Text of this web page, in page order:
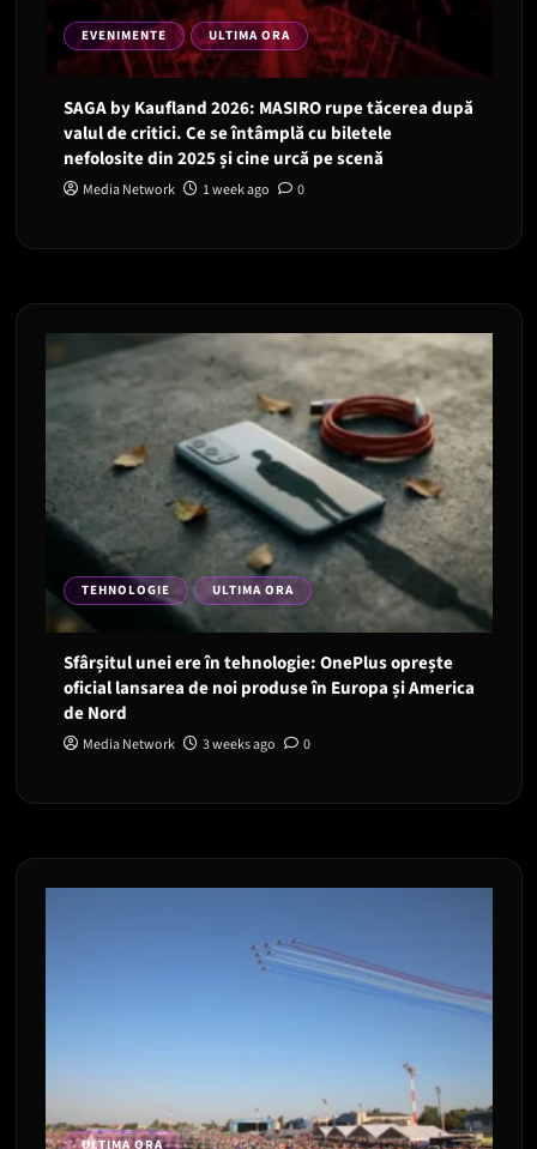
EVENIMENTE ULTIMA ORA
SAGA by Kaufland 2026: MASIRO rupe tăcerea după
valul de critici. Ce se întâmplă cu biletele
nefolosite din 2025 și cine urcă pe scenă
Media Network 1 week ago 0
TEHNOLOGIE ULTIMA ORA
Sfârșitul unei ere în tehnologie: OnePlus oprește
oficial lansarea de noi produse în Europa și America
de Nord
Media Network 3 weeks ago 0
ULTIMA ORA